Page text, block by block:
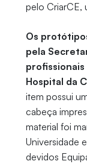
pelo CriarCE,
Os
pela
profissionais
Hospital da
item possui
cabeça
material foi
Universidade
devidos